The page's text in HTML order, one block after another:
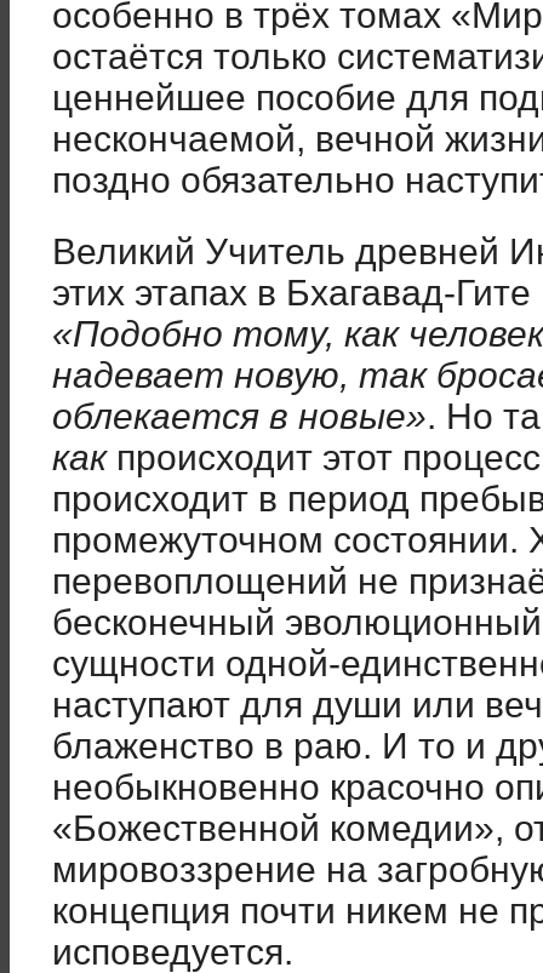
особенно в трёх томах
остаётся только
ценнейшее пособие для
нескончаемой, вечной
поздно обязательно
Великий Учитель древней
этих этапах в Бхагавад-
«Подобно тому, как
надевает новую, так
облекается в новые». Но
какпроисходит этот
происходит в период
промежуточном состоянии.
перевоплощений не
бесконечный
сущности одной-
наступают для души или
блаженство в раю. И то и
необыкновенно красочно
«Божественной комедии»,
мировоззрение на
концепция почти никем не
исповедуется.